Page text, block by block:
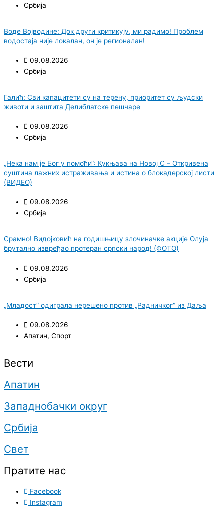
Србија
Воде Војводине: Док други критикују, ми радимо! Проблем
водостаја није локалан, он је регионалан!
09.08.2026
Србија
Галић: Сви капацитети су на терену, приоритет су људски
животи и заштита Делиблатске пешчаре
09.08.2026
Србија
„Нека нам је Бог у помоћи“: Кукњава на Новој С – Откривена
суштина лажних истраживања и истина о блокадерској листи
(ВИДЕО)
09.08.2026
Србија
Срамно! Видојковић на годишњицу злочиначке акције Олуја
брутално извређао протеран српски народ! (ФОТО)
09.08.2026
Србија
„Младост“ одиграла нерешено против „Радничког“ из Даља
09.08.2026
Апатин, Спорт
Вести
Апатин
Западнобачки округ
Србија
Свет
Пратите нас
Facebook
Instagram